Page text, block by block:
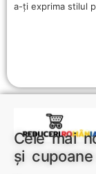
a-ți exprima stilul
Cele mai
și